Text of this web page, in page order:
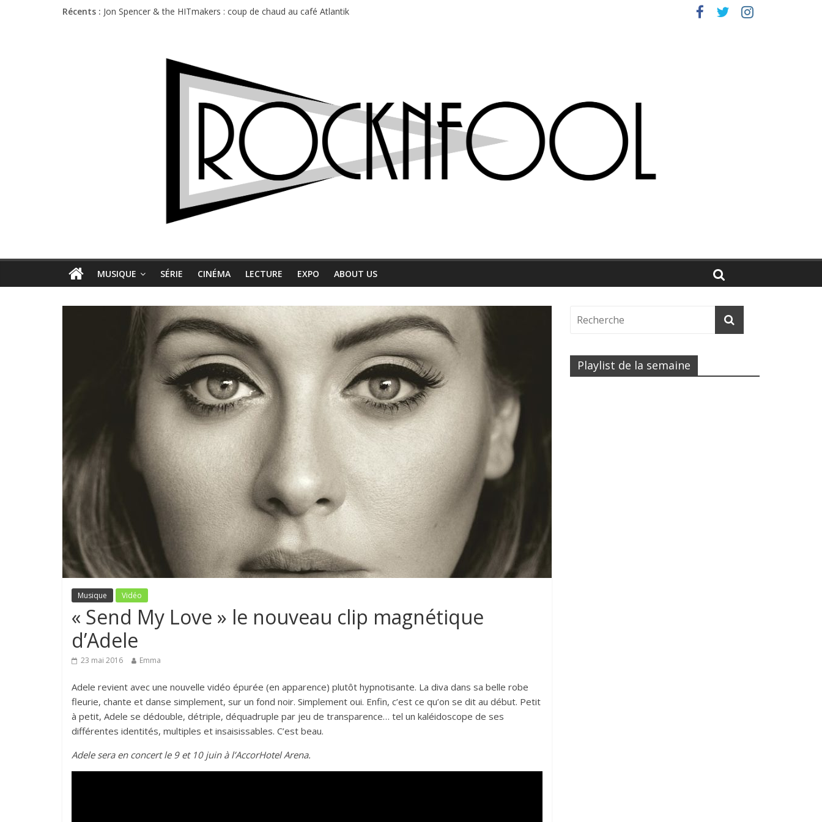
Récents : Jon Spencer & the HITmakers : coup de chaud au café Atlantik
Charlie Puth à l’Olympia : la leçon de pop du Professeur Puth
MUSIQUE SÉRIE CINÉMA LECTURE EXPO ABOUT US
Musique Vidéo
« Send My Love » le nouveau clip magnétique
d’Adele
23 mai 2016 Emma
Adele revient avec une nouvelle vidéo épurée (en apparence) plutôt hypnotisante. La diva dans sa belle robe
fleurie, chante et danse simplement, sur un fond noir. Simplement oui. Enfin, c’est ce qu’on se dit au début. Petit
à petit, Adele se dédouble, détriple, déquadruple par jeu de transparence… tel un kaléidoscope de ses
différentes identités, multiples et insaisissables. C’est beau.
Adele sera en concert le 9 et 10 juin à l’AccorHotel Arena.
Playlist de la semaine